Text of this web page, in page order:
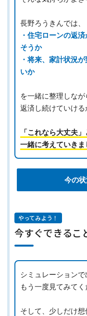
長野ろうきんでは、
・住宅ローンの返
そうか
・将来、家計状況
いか
を一緒に整理しな
返済し続けていける
「これなら大丈夫
一緒に考えていきま
今の
やってみよう！
今すぐできるこ
シミュレーションで
もう一度見てみてく
そして、少しだけ想